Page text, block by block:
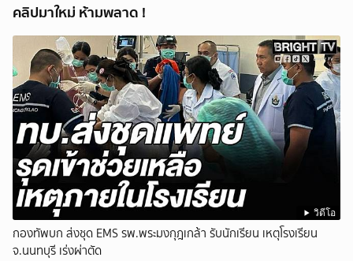
คลิปมาใหม่ ห้ามพลาด !
วิดีโอ
กองทัพบก ส่งชุด EMS รพ.พระมงกุฎเกล้า รับนักเรียน เหตุโรงเรียน
จ.นนทบุรี เร่งผ่าตัด